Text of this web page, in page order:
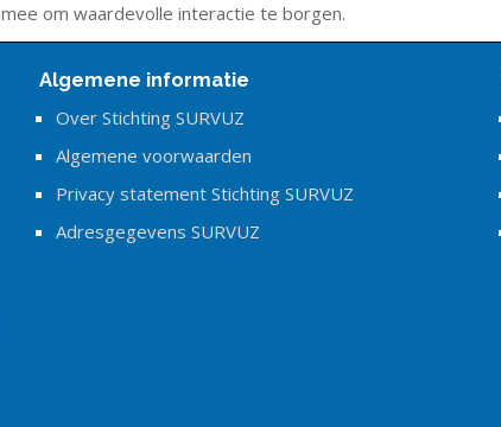
mee om waardevolle interactie te borgen.
Algemene informatie
Over Stichting SURVUZ
Algemene voorwaarden
Privacy statement Stichting SURVUZ
Adresgegevens SURVUZ